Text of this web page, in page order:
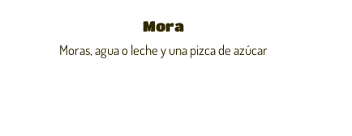
Mora
Moras, agua o leche y una pizca de azúcar